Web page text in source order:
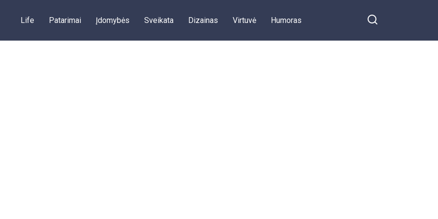
Life Patarimai Įdomybės Sveikata Dizainas Virtuvė Humoras